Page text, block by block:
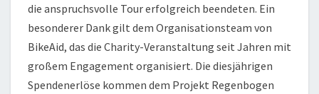
die anspruchsvolle Tour erfolgreich beendeten. Ein
besonderer Dank gilt dem Organisationsteam von
BikeAid, das die Charity-Veranstaltung seit Jahren mit
großem Engagement organisiert. Die diesjährigen
Spendenerlöse kommen dem Projekt Regenbogen